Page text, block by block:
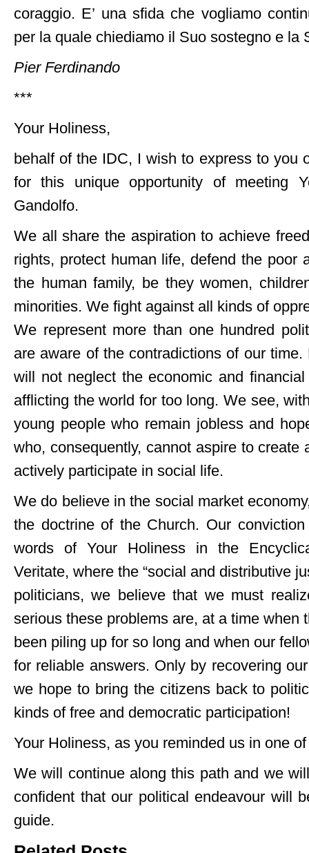
coraggio. E’ una sfida che vogliamo
per la quale chiediamo il Suo sostegno e la
Pier Ferdinando
***
Your Holiness,
behalf of the IDC, I wish to express to you
for this unique opportunity of meeting
Gandolfo.
We all share the aspiration to achieve
rights, protect human life, defend the poor
the human family, be they women,
minorities. We fight against all kinds of
We represent more than one hundred
are aware of the contradictions of our
will not neglect the economic and
afflicting the world for too long. We see,
young people who remain jobless and
who, consequently, cannot aspire to create
actively participate in social life.
We do believe in the social market
the doctrine of the Church. Our
words of Your Holiness in the
Veritate, where the “social and distributive
politicians, we believe that we must
serious these problems are, at a time when
been piling up for so long and when our
for reliable answers. Only by recovering
we hope to bring the citizens back to
kinds of free and democratic participation!
Your Holiness, as you reminded us in one
We will continue along this path and we
confident that our political endeavour will
guide.